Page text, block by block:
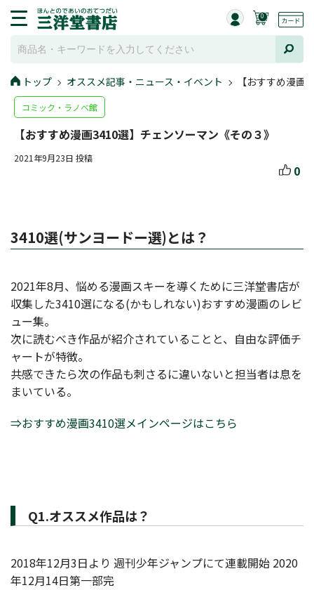
0
トップ オススメ記事・ニュース・イベント 【おすすめ漫画
コミック・ラノベ館
【おすすめ漫画3410選】チェンソーマン《その３》
2021年9月23日 投稿
0
3410選(サンヨードー選)とは？
2021年8月、悩める漫画スキーを導くために三洋堂書店が
収集した3410選になる(かもしれない)おすすめ漫画のレビ
ュー集。
次に読むべき作品が紹介されていることと、自由な評価チ
ャートが特徴。
共感できたら次の作品も刺さるに違いないと担当者は息を
まいている。
⇒おすすめ漫画3410選メインページはこちら
Q1.オススメ作品は？
2018年12月3日より 週刊少年ジャンプにて連載開始 2020
年12月14日第一部完